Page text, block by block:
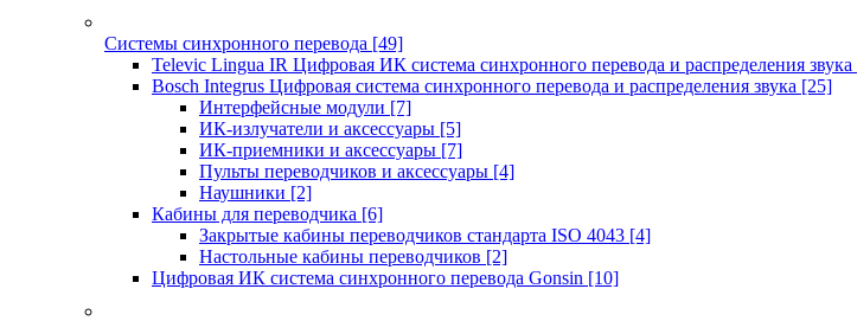
Системы синхронного перевода [49]
Televic Lingua IR Цифровая ИК система синхронного перевода и распределения звука
Bosch Integrus Цифровая система синхронного перевода и распределения звука [25]
Интерфейсные модули [7]
ИК-излучатели и аксессуары [5]
ИК-приемники и аксессуары [7]
Пульты переводчиков и аксессуары [4]
Наушники [2]
Кабины для переводчика [6]
Закрытые кабины переводчиков стандарта ISO 4043 [4]
Настольные кабины переводчиков [2]
Цифровая ИК система синхронного перевода Gonsin [10]